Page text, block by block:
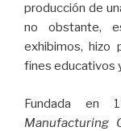
producción de
no obstante,
exhibimos, hizo
fines educativos
Fundada en
Manufacturing